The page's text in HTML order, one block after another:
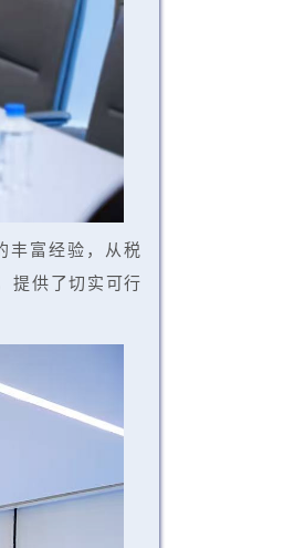
丰富经验，从税
提供了切实可行